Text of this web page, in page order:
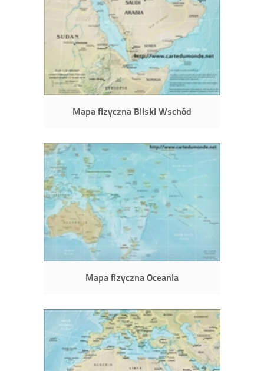
Mapa fizyczna Bliski Wschód
Mapa fizyczna Oceania